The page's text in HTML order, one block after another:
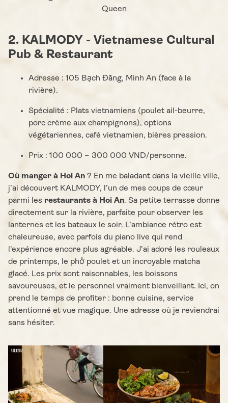
Queen
2. KALMODY - Vietnamese Cultural
Pub & Restaurant
Adresse : 105 Bạch Đằng, Minh An (face à la
rivière).
Spécialité : Plats vietnamiens (poulet ail-beurre,
porc crème aux champignons), options
végétariennes, café vietnamien, bières pression.
Prix : 100 000 – 300 000 VND/personne.
Où manger à Hoi An ? En me baladant dans la vieille ville,
j’ai découvert KALMODY, l’un de mes coups de cœur
parmi les restaurants à Hoi An. Sa petite terrasse donne
directement sur la rivière, parfaite pour observer les
lanternes et les bateaux le soir. L’ambiance rétro est
chaleureuse, avec parfois du piano live qui rend
l’expérience encore plus agréable. J’ai adoré les rouleaux
de printemps, le phở poulet et un incroyable matcha
glacé. Les prix sont raisonnables, les boissons
savoureuses, et le personnel vraiment bienveillant. Ici, on
prend le temps de profiter : bonne cuisine, service
attentionné et vue magique. Une adresse où je reviendrai
sans hésiter.